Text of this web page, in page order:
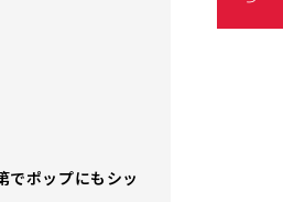
でポップにもシッ